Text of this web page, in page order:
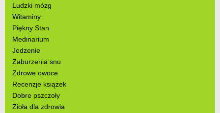
Ludzki mózg
Witaminy
Piękny Stan
Medinarium
Jedzenie
Zaburzenia snu
Zdrowe owoce
Recenzje książek
Dobre pszczoły
Zioła dla zdrowia